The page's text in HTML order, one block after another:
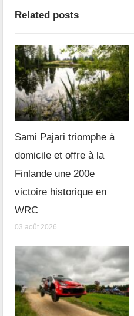
Related posts
Sami Pajari triomphe à
domicile et offre à la
Finlande une 200e
victoire historique en
WRC
03 août 2026